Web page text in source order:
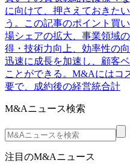
に向けて、押さえておきた
う。この記事のポイント買
場シェアの拡大、事業領域
得・技術力向上、効率性の
迅速に成長を加速し、顧客
ことができる。M&Aにはコ
要で、成約後の経営統合計
M&Aニュース検索
注目のM&Aニュース